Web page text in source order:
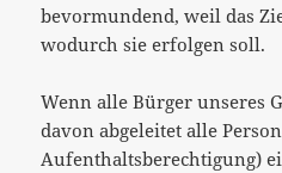
bevormundend, weil das
wodurch sie erfolgen soll.
Wenn alle Bürger unseres
davon abgeleitet alle
Aufenthaltsberechtigung)